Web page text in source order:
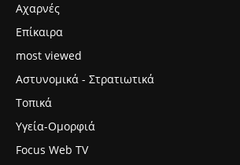
Αχαρνές
Επίκαιρα
most viewed
Αστυνομικά - Στρατιωτικά
Τοπικά
Υγεία-Ομορφιά
Focus Web TV